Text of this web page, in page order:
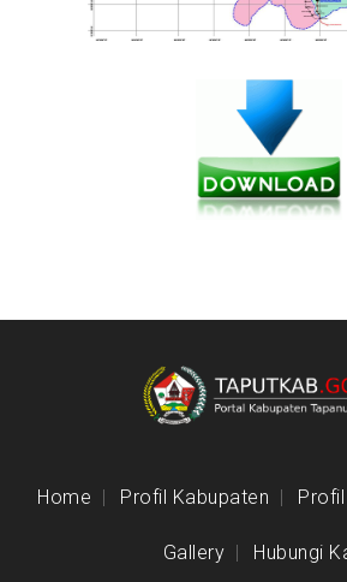
Home Profil Kabupaten
Gallery Hubungi